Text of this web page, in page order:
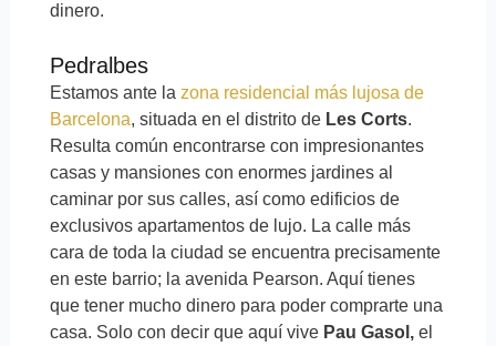
dinero.
Pedralbes
Estamos ante la zona residencial más lujosa de
Barcelona, ​​situada en el distrito de Les Corts.
Resulta común encontrarse con impresionantes
casas y mansiones con enormes jardines al
caminar por sus calles, así como edificios de
exclusivos apartamentos de lujo. La calle más
cara de toda la ciudad se encuentra precisamente
en este barrio; la avenida Pearson. Aquí tienes
que tener mucho dinero para poder comprarte una
casa. Solo con decir que aquí vive Pau Gasol,el